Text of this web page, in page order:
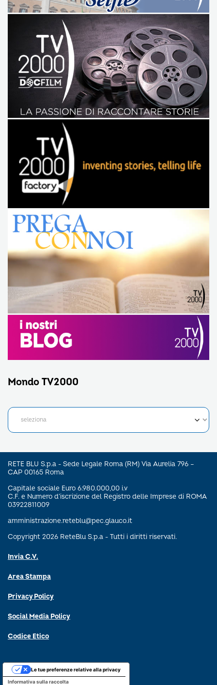
Mondo TV2000
RETE BLU S.p.a - Sede Legale Roma (RM) Via Aurelia 796 –
CAP 00165 Roma
Capitale sociale Euro 6.980.000,00 i.v
C.F. e Numero d’iscrizione del Registro delle Imprese di ROMA
03922811009
amministrazione.reteblu@pec.glauco.it
Copyright 2026 ReteBlu S.p.a - Tutti i diritti riservati.
Invia C.V.
Area Stampa
Privacy Policy
Social Media Policy
Codice Etico
Informativa sulla raccolta
Le tue preferenze relative alla privacy